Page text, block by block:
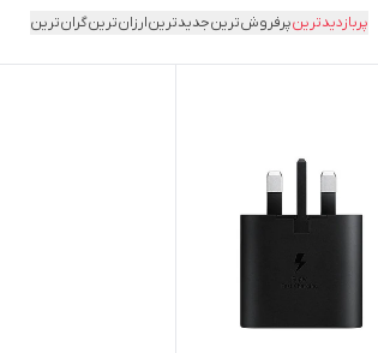
پربازدیدترینپرفروش‌ترینجدیدترینارزان‌ترینگران‌ترین